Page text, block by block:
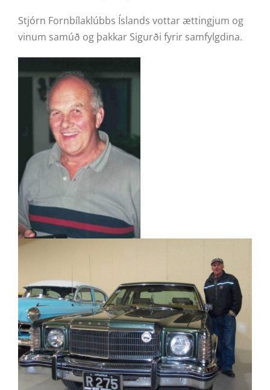
Stjórn Fornbílaklúbbs Íslands vottar ættingjum og
vinum samúð og þakkar Sigurði fyrir samfylgdina.